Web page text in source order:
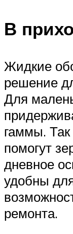
В
Жидкие
решение
Для
гаммы.
помогут
дневное
удобны
ремонта.